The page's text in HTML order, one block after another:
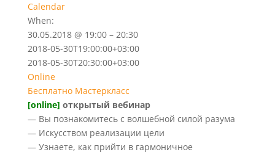
Calendar
When:
30.05.2018 @ 19:00 – 20:30
2018-05-30T19:00:00+03:00
2018-05-30T20:30:00+03:00
Online
Бесплатно Мастеркласс
[online] открытый вебинар
— Вы познакомитесь с волшебной силой разума
— Искусством реализации цели
— Узнаете, как прийти в гармоничное